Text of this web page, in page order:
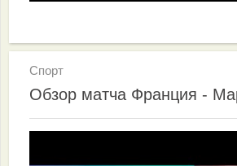
Спорт
Обзор матча Франция -